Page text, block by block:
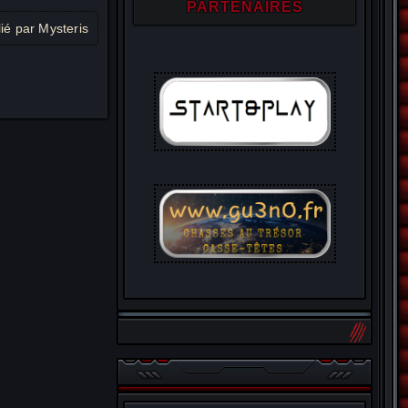
par Mysteris
PARTENAIRES